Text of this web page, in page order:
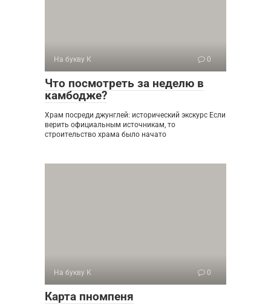
На букву К 0
Что посмотреть за неделю в
камбодже?
Храм посреди джунглей: исторический экскурс Если
верить официальным источникам, то
строительство храма было начато
На букву К 0
Карта пномпеня